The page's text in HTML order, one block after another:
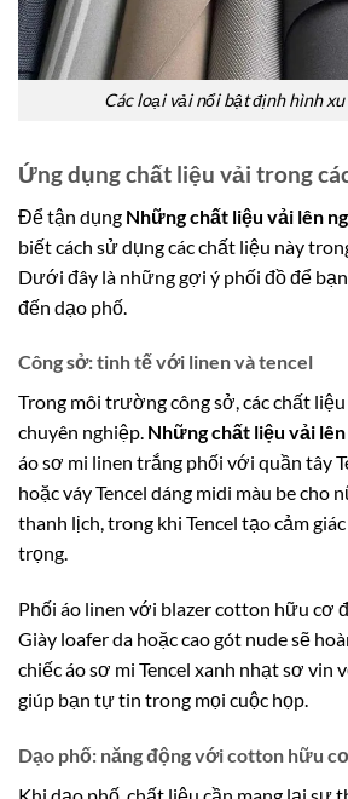
Các loại vải nổi bật định hình
Ứng dụng chất liệu vải trong
Để tận dụng Những chất liệu vải lên
biết cách sử dụng các chất liệu này
Dưới đây là những gợi ý phối đồ để
đến dạo phố.
Công sở: tinh tế với linen và tencel
Trong môi trường công sở, các chất
chuyên nghiệp. Những chất liệu vải
áo sơ mi linen trắng phối với quần tây
hoặc váy Tencel dáng midi màu be cho
thanh lịch, trong khi Tencel tạo cảm
trọng.
Phối áo linen với blazer cotton hữu cơ
Giày loafer da hoặc cao gót nude sẽ
chiếc áo sơ mi Tencel xanh nhạt sơ vin
giúp bạn tự tin trong mọi cuộc họp.
Dạo phố: năng động với cotton hữu